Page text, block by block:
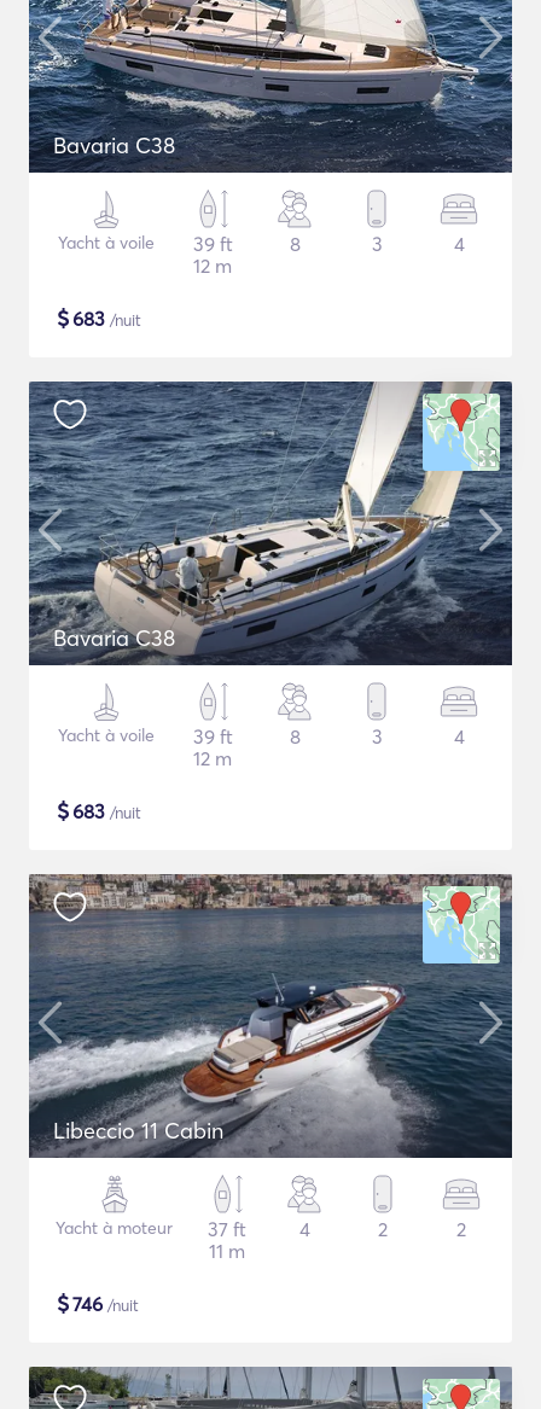
Bavaria C38
Yacht à voile
39 ft
12 m
8 3 4
$683 /nuit
Bavaria C38
Yacht à voile
39 ft
12 m
8 3 4
$683 /nuit
Libeccio 11 Cabin
Yacht à moteur
37 ft
11 m
4 2 2
$746 /nuit